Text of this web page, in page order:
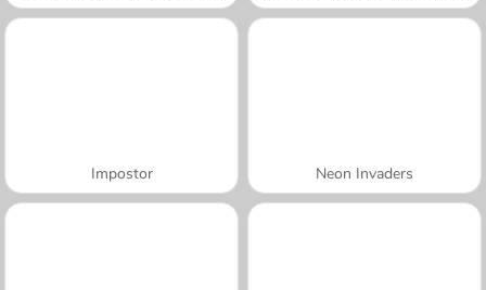
Impostor Neon Invaders